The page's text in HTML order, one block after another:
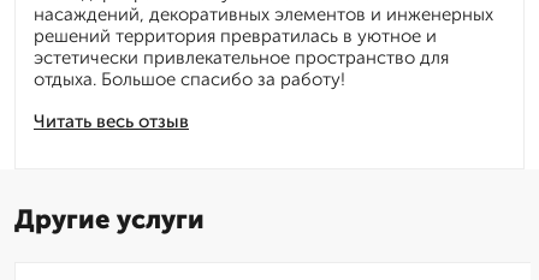
Читать весь отзыв
насаждений, декоративных элементов и инженерных
решений территория превратилась в уютное и
эстетически привлекательное пространство для
отдыха. Большое спасибо за работу!
Другие услуги